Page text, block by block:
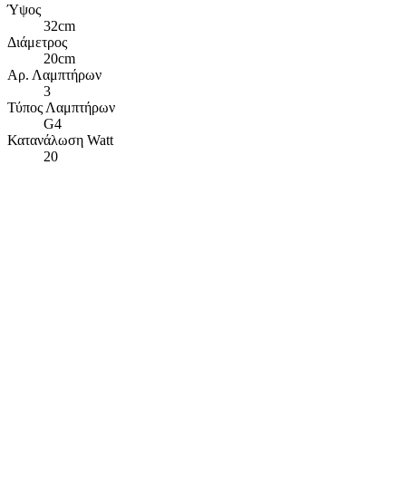
Ύψος
32cm
Διάμετρος
20cm
Αρ. Λαμπτήρων
3
Τύπος Λαμπτήρων
G4
Κατανάλωση Watt
20